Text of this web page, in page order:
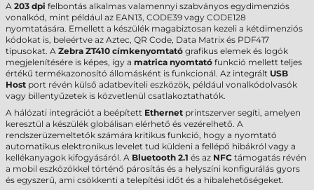
A 203 dpi felbontás alkalmas valamennyi szabványos egydimenziós
vonalkód, mint például az EAN13, CODE39 vagy CODE128
nyomtatására. Emellett a készülék magabiztosan kezeli a kétdimenziós
kódokat is, beleértve az Aztec, QR Code, Data Matrix és PDF417
típusokat. A Zebra ZT410 címkenyomtató grafikus elemek és logók
megjelenítésére is képes, így a matrica nyomtató funkció mellett teljes
értékű termékazonosító állomásként is funkcionál. Az integrált USB
Host port révén külső adatbeviteli eszközök, például vonalkódolvasók
vagy billentyűzetek is közvetlenül csatlakoztathatók.
A hálózati integrációt a beépített Ethernet printszerver segíti, amelyen
keresztül a készülék globálisan elérhető és vezérelhető. A
rendszerüzemeltetők számára kritikus funkció, hogy a nyomtató
automatikus elektronikus levelet tud küldeni a fellépő hibákról vagy a
kellékanyagok kifogyásáról. A Bluetooth 2.1 és az NFC támogatás révén
a mobil eszközökkel történő párosítás és a helyszíni konfigurálás gyors
és egyszerű, ami csökkenti a telepítési időt és a hibalehetőségeket.